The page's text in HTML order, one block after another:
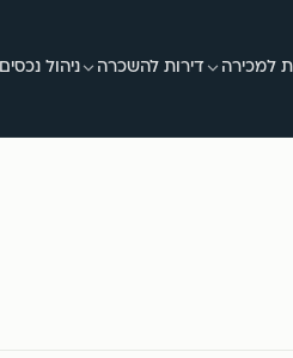
למכירה דירות להשכרה ניהול נכסים